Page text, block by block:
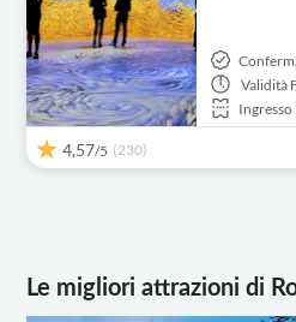
Validità
4,57/5 (230)
Le migliori attrazioni di